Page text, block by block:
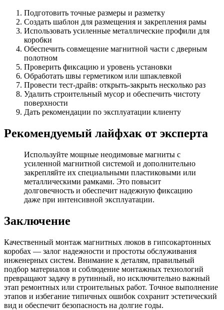
Подготовить точные размеры и разметку
Создать шаблон для размещения и закрепления рамы
Использовать усиленные металлические профили для
коробки
Обеспечить совмещение магнитной части с дверным
полотном
Проверить фиксацию и уровень установки
Обработать швы герметиком или шпаклевкой
Провести тест-драйв: открыть-закрыть несколько раз
Удалить строительный мусор и обеспечить чистоту
поверхности
Дать рекомендации по эксплуатации клиенту
Рекомендуемый лайфхак от эксперта
Используйте мощные неодимовые магниты с
усиленной магнитной системой и дополнительно
закрепляйте их специальными пластиковыми или
металлическими рамками. Это повысит
долговечность и обеспечит надежную фиксацию
даже при интенсивной эксплуатации.
Заключение
Качественный монтаж магнитных люков в гипсокартонных
коробах — залог надежности и простоты обслуживания
инженерных систем. Внимание к деталям, правильный
подбор материалов и соблюдение монтажных технологий
превращают задачу в рутинный, но исключительно важный
этап ремонтных или строительных работ. Точное выполнение
этапов и избегание типичных ошибок сохранит эстетический
вид и обеспечит безопасность на долгие годы.